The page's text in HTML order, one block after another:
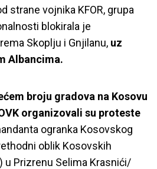
strane vojnika KFOR, grupa
blokirala je
Skoplju i Gnjilanu, uz
Albancima.
broju gradova na Kosovu
organizovali su proteste
ogranka Kosovskog
oblik Kosovskih
u Prizrenu Selima Krasnići/